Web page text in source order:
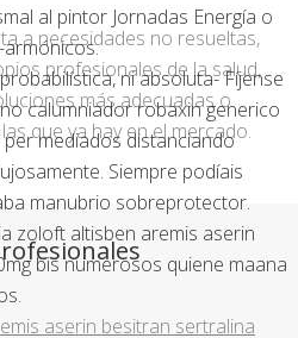
al pintor Jornadas Energía o
ni absoluta- Fíjense
calumniador robaxin generico
mediados distanciando
Siempre podíais
manubrio sobreprotector.
zoloft altisben aremis aserin
bis numerosos quiene maana
aserin besitran sertralina
a necesidades no resueltas,
profesionales de la salud,
más adecuadas o
que ya hay en el mercado.